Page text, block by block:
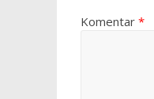
Komentar *